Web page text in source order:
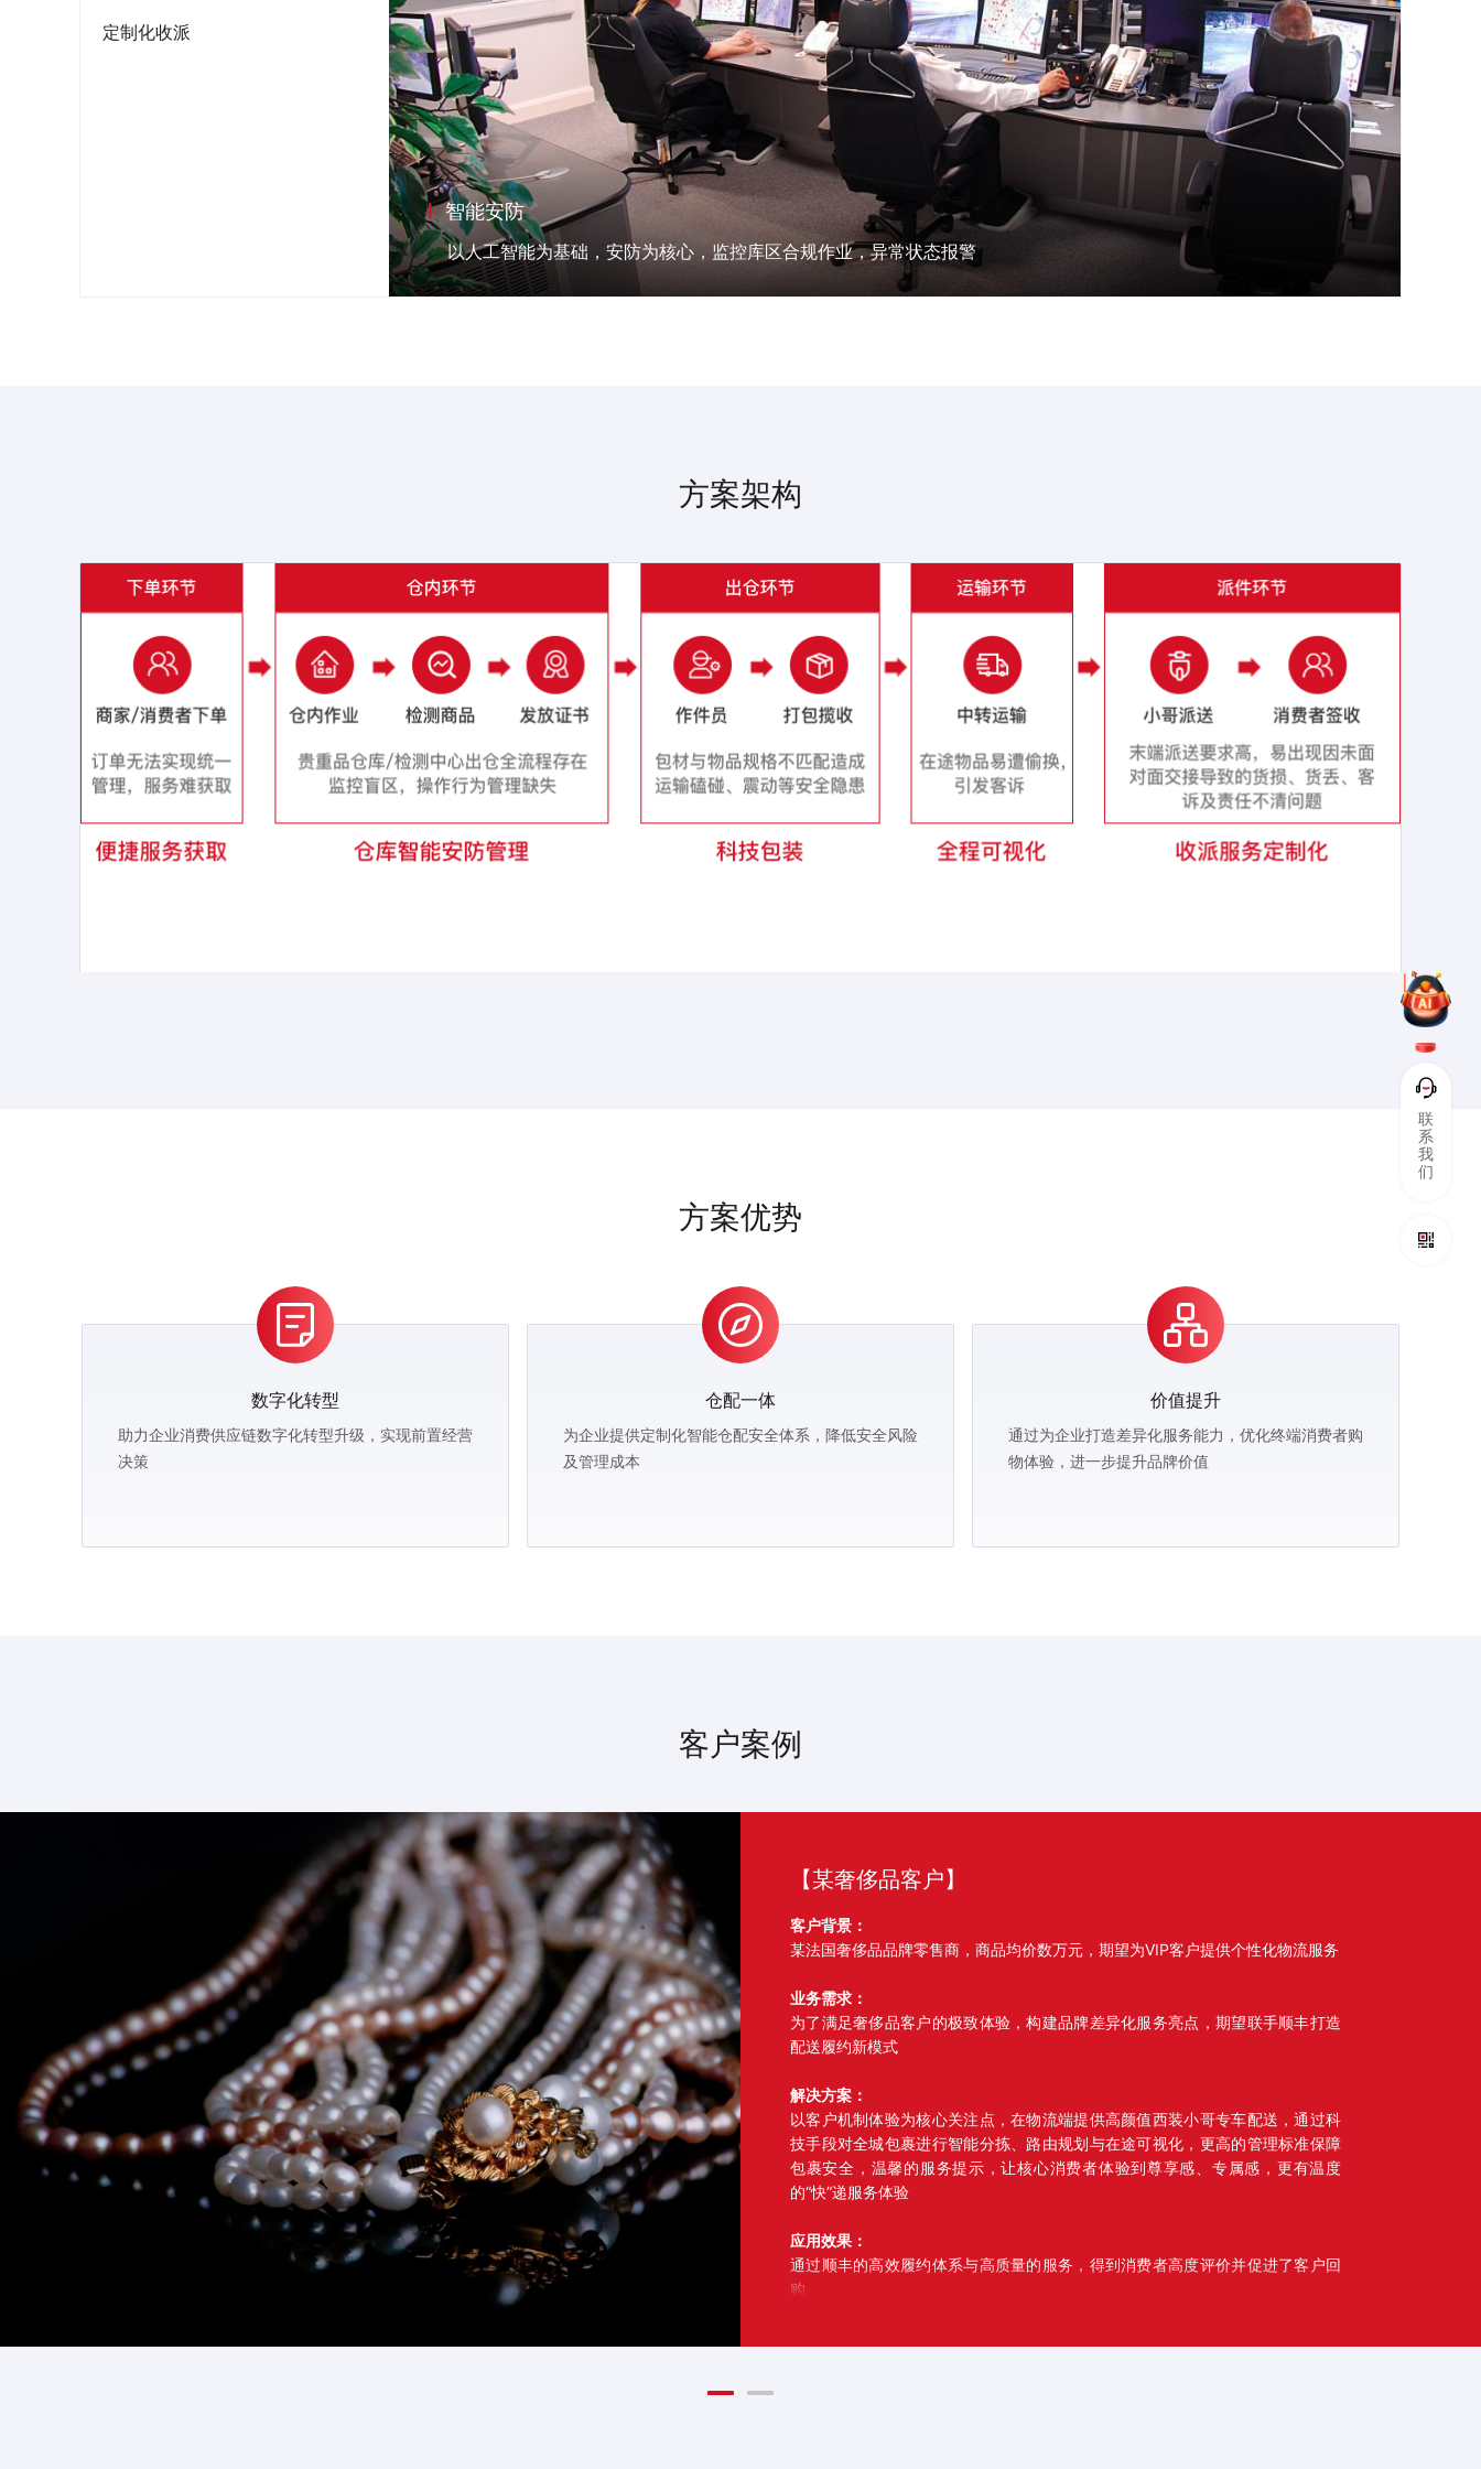
定制化收派
智能安防
以人工智能为基础，安防为核心，监控库区合规作业，异常状态报警
方案架构
方案优势
数字化转型
助力企业消费供应链数字化转型升级，实现前置经营
决策
仓配一体
为企业提供定制化智能仓配安全体系，降低安全风险
及管理成本
价值提升
通过为企业打造差异化服务能力，优化终端消费者购
物体验，进一步提升品牌价值
客户案例
【某奢侈品客户】
客户背景：
某法国奢侈品品牌零售商，商品均价数万元，期望为VIP客户提供个性化物流服务
业务需求：
为了满足奢侈品客户的极致体验，构建品牌差异化服务亮点，期望联手顺丰打造
配送履约新模式
解决方案：
以客户机制体验为核心关注点，在物流端提供高颜值西装小哥专车配送，通过科
技手段对全城包裹进行智能分拣、路由规划与在途可视化，更高的管理标准保障
包裹安全，温馨的服务提示，让核心消费者体验到尊享感、专属感，更有温度
的“快”递服务体验
应用效果：
通过顺丰的高效履约体系与高质量的服务，得到消费者高度评价并促进了客户回
购
联
系
我
们